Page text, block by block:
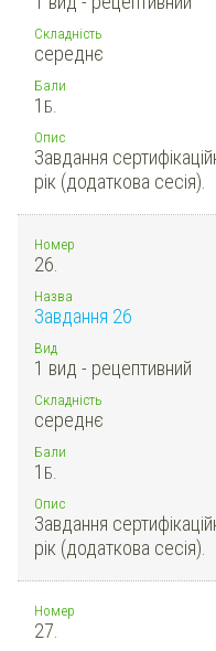
Складність
середнє
Бали
1 Б.
Опис
Завдання
рік (додаткова сесія).
Номер
26.
Назва
Завдання 26
Вид
1 вид - рецептивний
Складність
середнє
Бали
1 Б.
Опис
Завдання
рік (додаткова сесія).
Номер
27.